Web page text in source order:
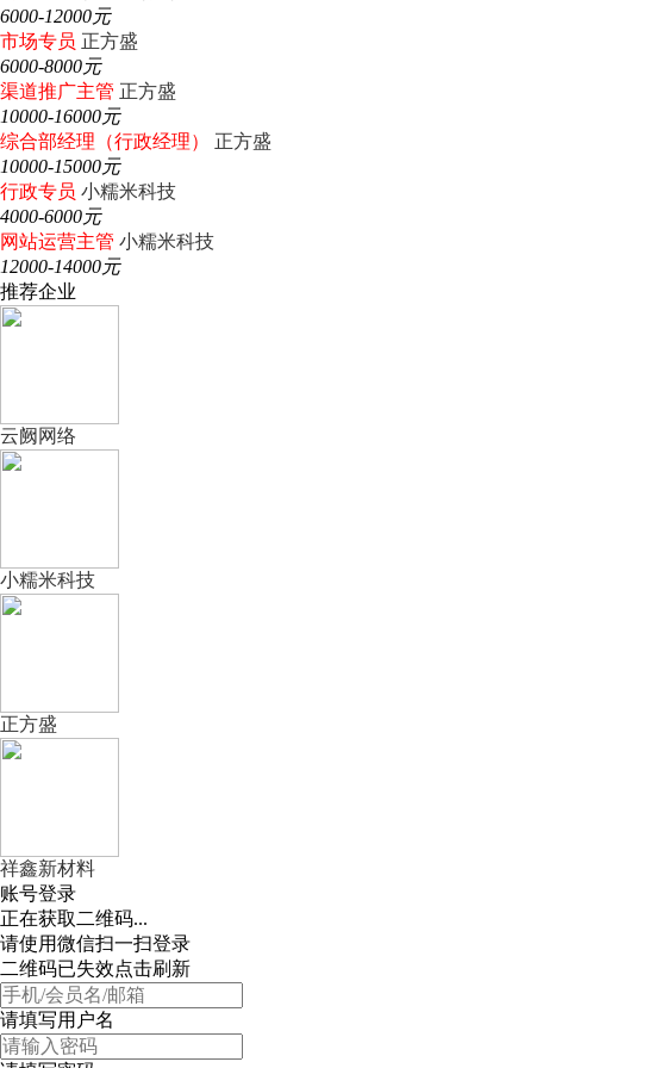
6000-12000元
市场专员 正方盛
6000-8000元
渠道推广主管 正方盛
10000-16000元
综合部经理（行政经理）
正方盛
10000-15000元
行政专员 小糯米科技
4000-6000元
网站运营主管 小糯米科技
12000-14000元
推荐企业
云阙网络
小糯米科技
正方盛
祥鑫新材料
账号登录
正在获取二维码...
请使用微信扫一扫登录
二维码已失效点击刷新
请填写用户名